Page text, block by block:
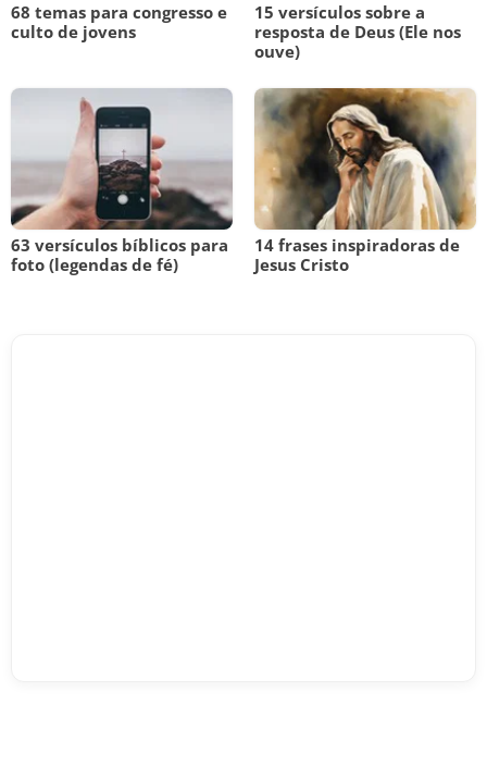
68 temas para congresso e
culto de jovens
15 versículos sobre a
resposta de Deus (Ele nos
ouve)
63 versículos bíblicos para
foto (legendas de fé)
14 frases inspiradoras de
Jesus Cristo